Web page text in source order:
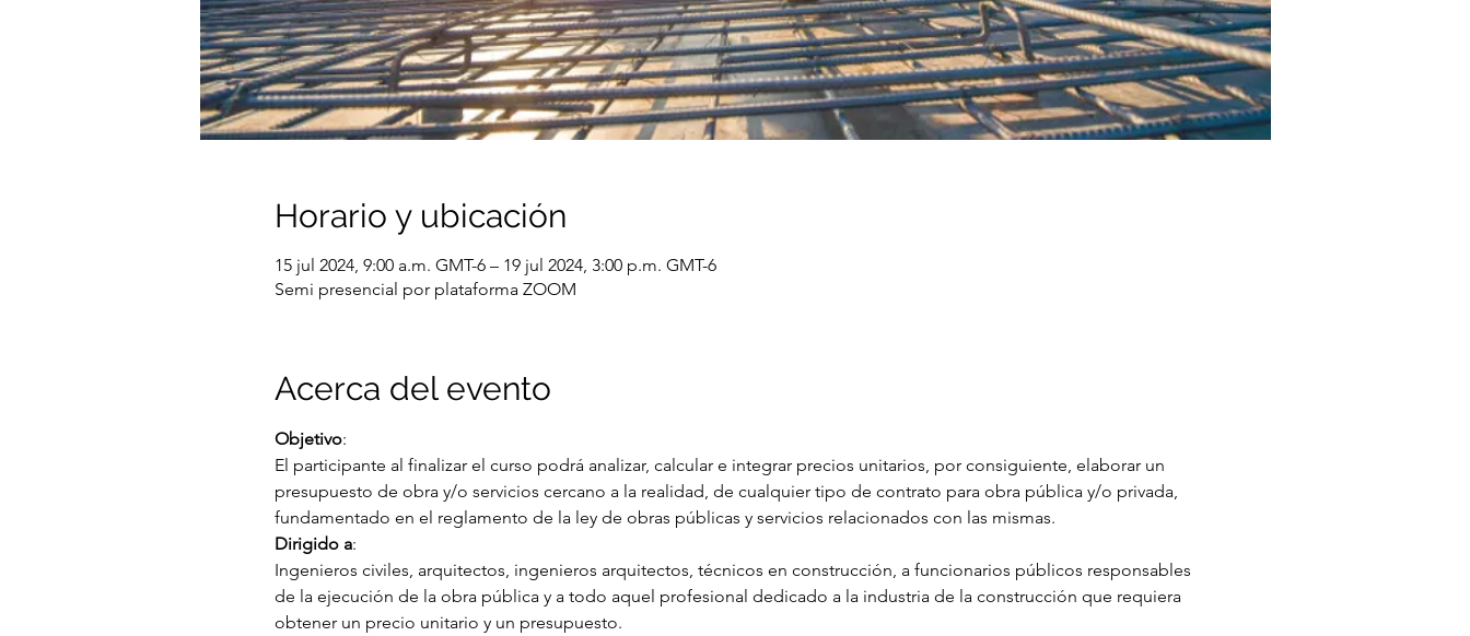
Horario y ubicación
15 jul 2024, 9:00 a.m. GMT-6 – 19 jul 2024, 3:00 p.m. GMT-6
Semi presencial por plataforma ZOOM
Acerca del evento
Objetivo:
El participante al finalizar el curso podrá analizar, calcular e integrar precios unitarios, por consiguiente, elaborar un
presupuesto de obra y/o servicios cercano a la realidad, de cualquier tipo de contrato para obra pública y/o privada,
fundamentado en el reglamento de la ley de obras públicas y servicios relacionados con las mismas.
Dirigido a:
Ingenieros civiles, arquitectos, ingenieros arquitectos, técnicos en construcción, a funcionarios públicos responsables
de la ejecución de la obra pública y a todo aquel profesional dedicado a la industria de la construcción que requiera
obtener un precio unitario y un presupuesto.